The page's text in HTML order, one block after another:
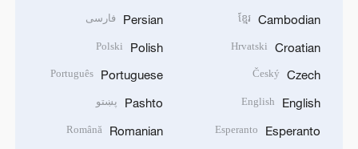
Cambodian
ខ្មែរ
Croatian
Hrvatski
Czech
Český
English
English
Esperanto
Esperanto
Persian فارسی
Polish
Polski
Portuguese
Português
Pashto پښتو
Romanian
Română